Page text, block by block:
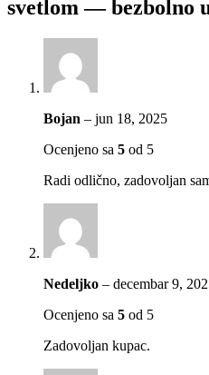
svetlom — bezbolno
Bojan – jun 18, 2025
Ocenjeno sa 5 od 5
Radi odlično, zadovoljan
Nedeljko – decembar 9,
Ocenjeno sa 5 od 5
Zadovoljan kupac.